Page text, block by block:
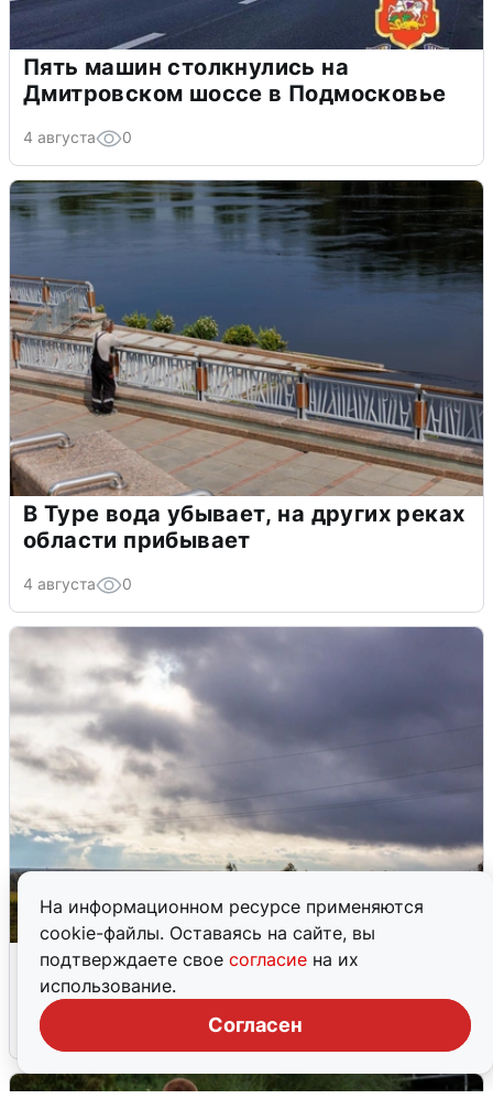
На информационном ресурсе применяются
cookie-файлы. Оставаясь на сайте, вы
подтверждаете свое согласие на их
использование.
Согласен
Пять машин столкнулись на
Дмитровском шоссе в Подмосковье
4 августа 0
В Туре вода убывает, на других реках
области прибывает
4 августа 0
Над ХМАО впервые сбили
беспилотники
3 августа